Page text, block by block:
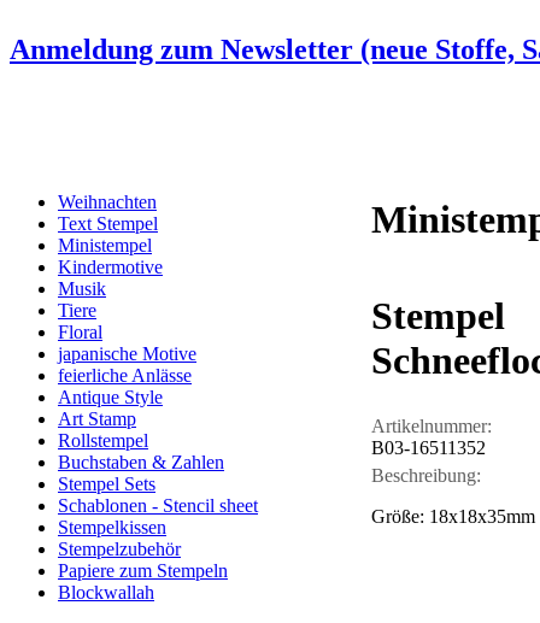
Anmeldung zum Newsletter (neue Stoffe,
Weihnachten
Text Stempel
Ministempel
Kindermotive
Musik
Tiere
Floral
japanische Motive
feierliche Anlässe
Antique Style
Art Stamp
Rollstempel
Buchstaben & Zahlen
Stempel Sets
Schablonen - Stencil sheet
Stempelkissen
Stempelzubehör
Papiere zum Stempeln
Blockwallah
Stempel
Artikelnummer:
B03-16511352
Beschreibung:
Größe: 18x18x35mm